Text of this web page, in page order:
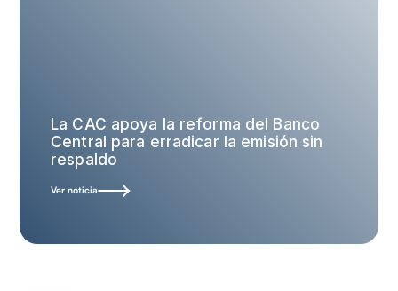
La CAC apoya la reforma del Banco
Central para erradicar la emisión sin
respaldo
Ver noticia